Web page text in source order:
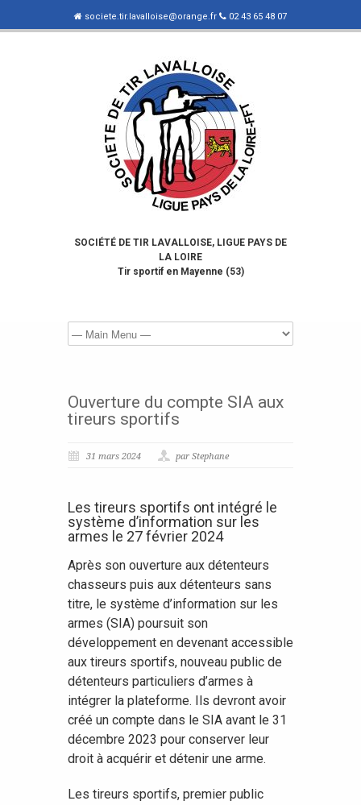
societe.tir.lavalloise@orange.fr 02 43 65 48 07
SOCIÉTÉ DE TIR LAVALLOISE, LIGUE PAYS DE
LA LOIRE
Tir sportif en Mayenne (53)
Ouverture du compte SIA aux
tireurs sportifs
31 mars 2024 par Stephane
Les tireurs sportifs ont intégré le
système d’information sur les
armes le 27 février 2024
Après son ouverture aux détenteurs
chasseurs puis aux détenteurs sans
titre, le système d’information sur les
armes (SIA) poursuit son
développement en devenant accessible
aux tireurs sportifs, nouveau public de
détenteurs particuliers d’armes à
intégrer la plateforme. Ils devront avoir
créé un compte dans le SIA avant le 31
décembre 2023 pour conserver leur
droit à acquérir et détenir une arme.
Les tireurs sportifs, premier public